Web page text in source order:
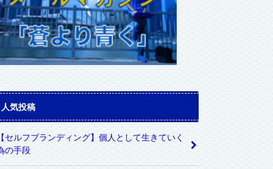
人気投稿
セルフブランディング】個人として生きていく
の手段